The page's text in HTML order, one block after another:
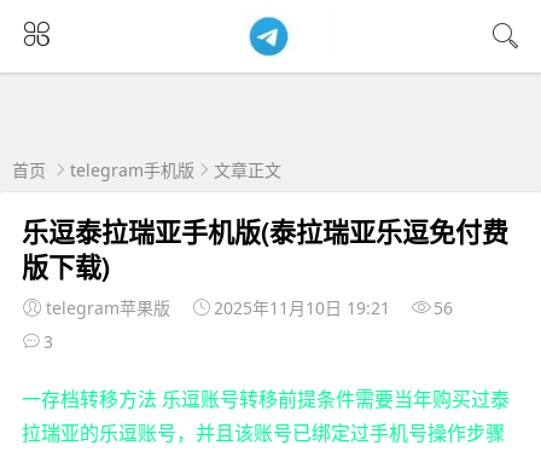
首页 telegram手机版 文章正文
乐逗泰拉瑞亚手机版(泰拉瑞亚乐逗免付费
版下载)
telegram苹果版 2025年11月10日 19:21
56
3
一存档转移方法 乐逗账号转移前提条件需要当年购买过泰
拉瑞亚的乐逗账号，并且该账号已绑定过手机号操作步骤